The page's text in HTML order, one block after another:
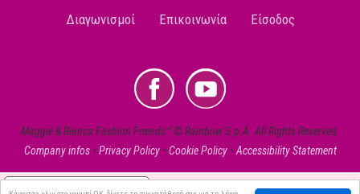
Διαγωνισμοί Επικοινωνία Είσοδος
EL
Maggie & Bianca Fashion Friends™ © Rainbow S.p.A. All Rights Reserved.
Company infos• Privacy Policy• Cookie Policy• Accessibility Statement
Επιλογές απορρήτου